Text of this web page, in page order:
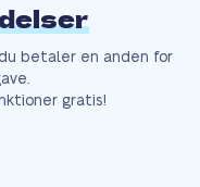
betaler en anden for
gratis!